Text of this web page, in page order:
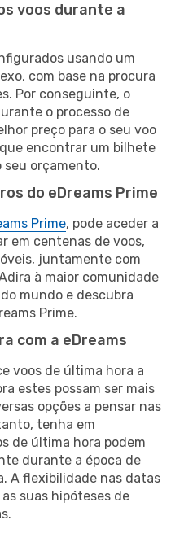
voos durante a
usando um
com base na procura
Por conseguinte, o
o processo de
preço para o seu voo
encontrar um bilhete
seu orçamento.
do eDreams Prime
Prime, pode aceder a
em centenas de voos,
juntamente com
à maior comunidade
mundo e descubra
Prime.
com a eDreams
voos de última hora a
estes possam ser mais
opções a pensar nas
tenha em
de última hora podem
durante a época de
A flexibilidade nas datas
suas hipóteses de